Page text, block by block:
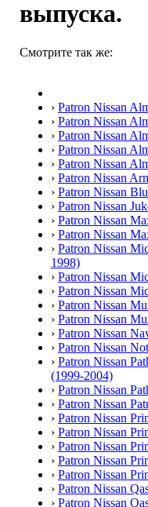
выпуска.
Смотрите так же:
› Patron Nissan
› Patron Nissan
› Patron Nissan
› Patron Nissan
› Patron Nissan
› Patron Nissan
› Patron Nissan
› Patron Nissan
› Patron Nissan
› Patron Nissan
› Patron Nissan
1998)
› Patron Nissan
› Patron Nissan
› Patron Nissan
› Patron Nissan
› Patron Nissan
› Patron Nissan
› Patron Nissan
(1999-2004)
› Patron Nissan
› Patron Nissan
› Patron Nissan
› Patron Nissan
› Patron Nissan
› Patron Nissan
› Patron Nissan
› Patron Nissan
› Patron Nissan